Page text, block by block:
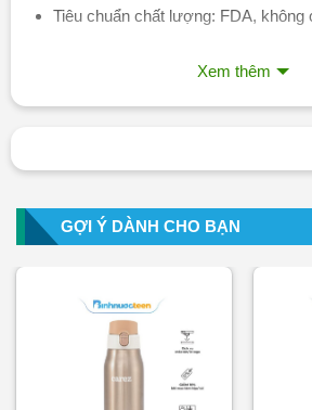
Tiêu chuẩn chất lượng: FDA, không
Xem thêm
GỢI Ý DÀNH CHO BẠN